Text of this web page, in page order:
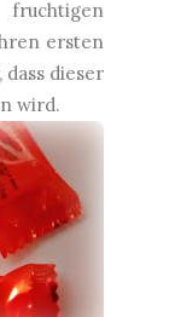
ersten
dass dieser
wird.